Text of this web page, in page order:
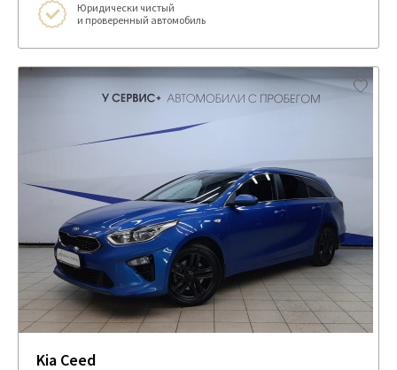
Юридически чистый
и проверенный автомобиль
Kia Ceed